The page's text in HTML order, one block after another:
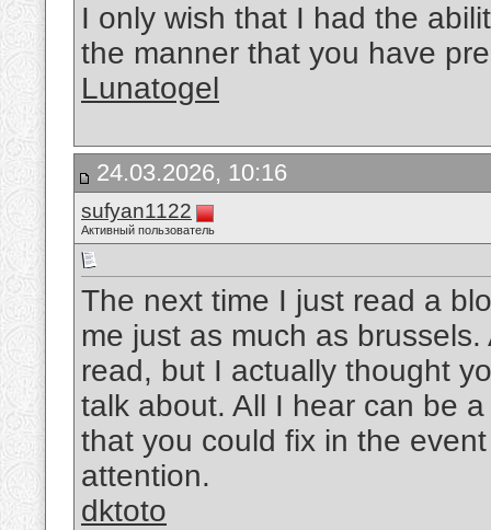
I only wish that I had the
the manner that you have
Lunatogel
24.03.2026, 10:16
sufyan1122
Активный пользователь
The next time I just read a
me just as much as
read, but I actually thought
talk about. All I hear can be
that you could fix in the
attention.
dktoto